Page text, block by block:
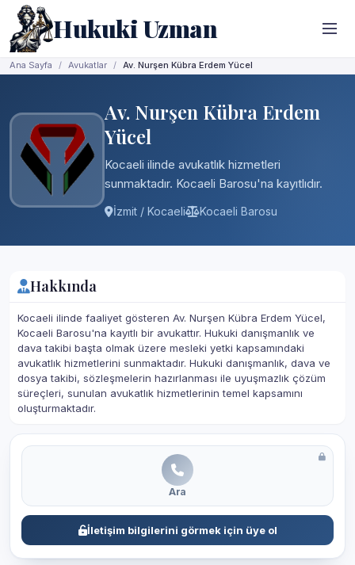
Hukuki Uzman
Ana Sayfa Avukatlar Av. Nurşen Kübra Erdem Yücel
Av. Nurşen Kübra Erdem
Yücel
Kocaeli ilinde avukatlık hizmetleri
sunmaktadır. Kocaeli Barosu'na kayıtlıdır.
İzmit / Kocaeli Kocaeli Barosu
Hakkında
Kocaeli ilinde faaliyet gösteren Av. Nurşen Kübra Erdem Yücel,
Kocaeli Barosu'na kayıtlı bir avukattır. Hukuki danışmanlık ve
dava takibi başta olmak üzere mesleki yetki kapsamındaki
avukatlık hizmetlerini sunmaktadır. Hukuki danışmanlık, dava ve
dosya takibi, sözleşmelerin hazırlanması ile uyuşmazlık çözüm
süreçleri, sunulan avukatlık hizmetlerinin temel kapsamını
oluşturmaktadır.
Ara
İletişim bilgilerini görmek için üye ol